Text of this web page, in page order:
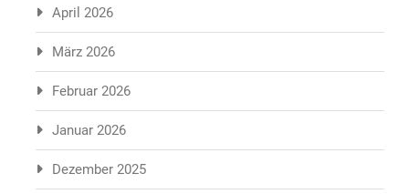
April 2026
März 2026
Februar 2026
Januar 2026
Dezember 2025